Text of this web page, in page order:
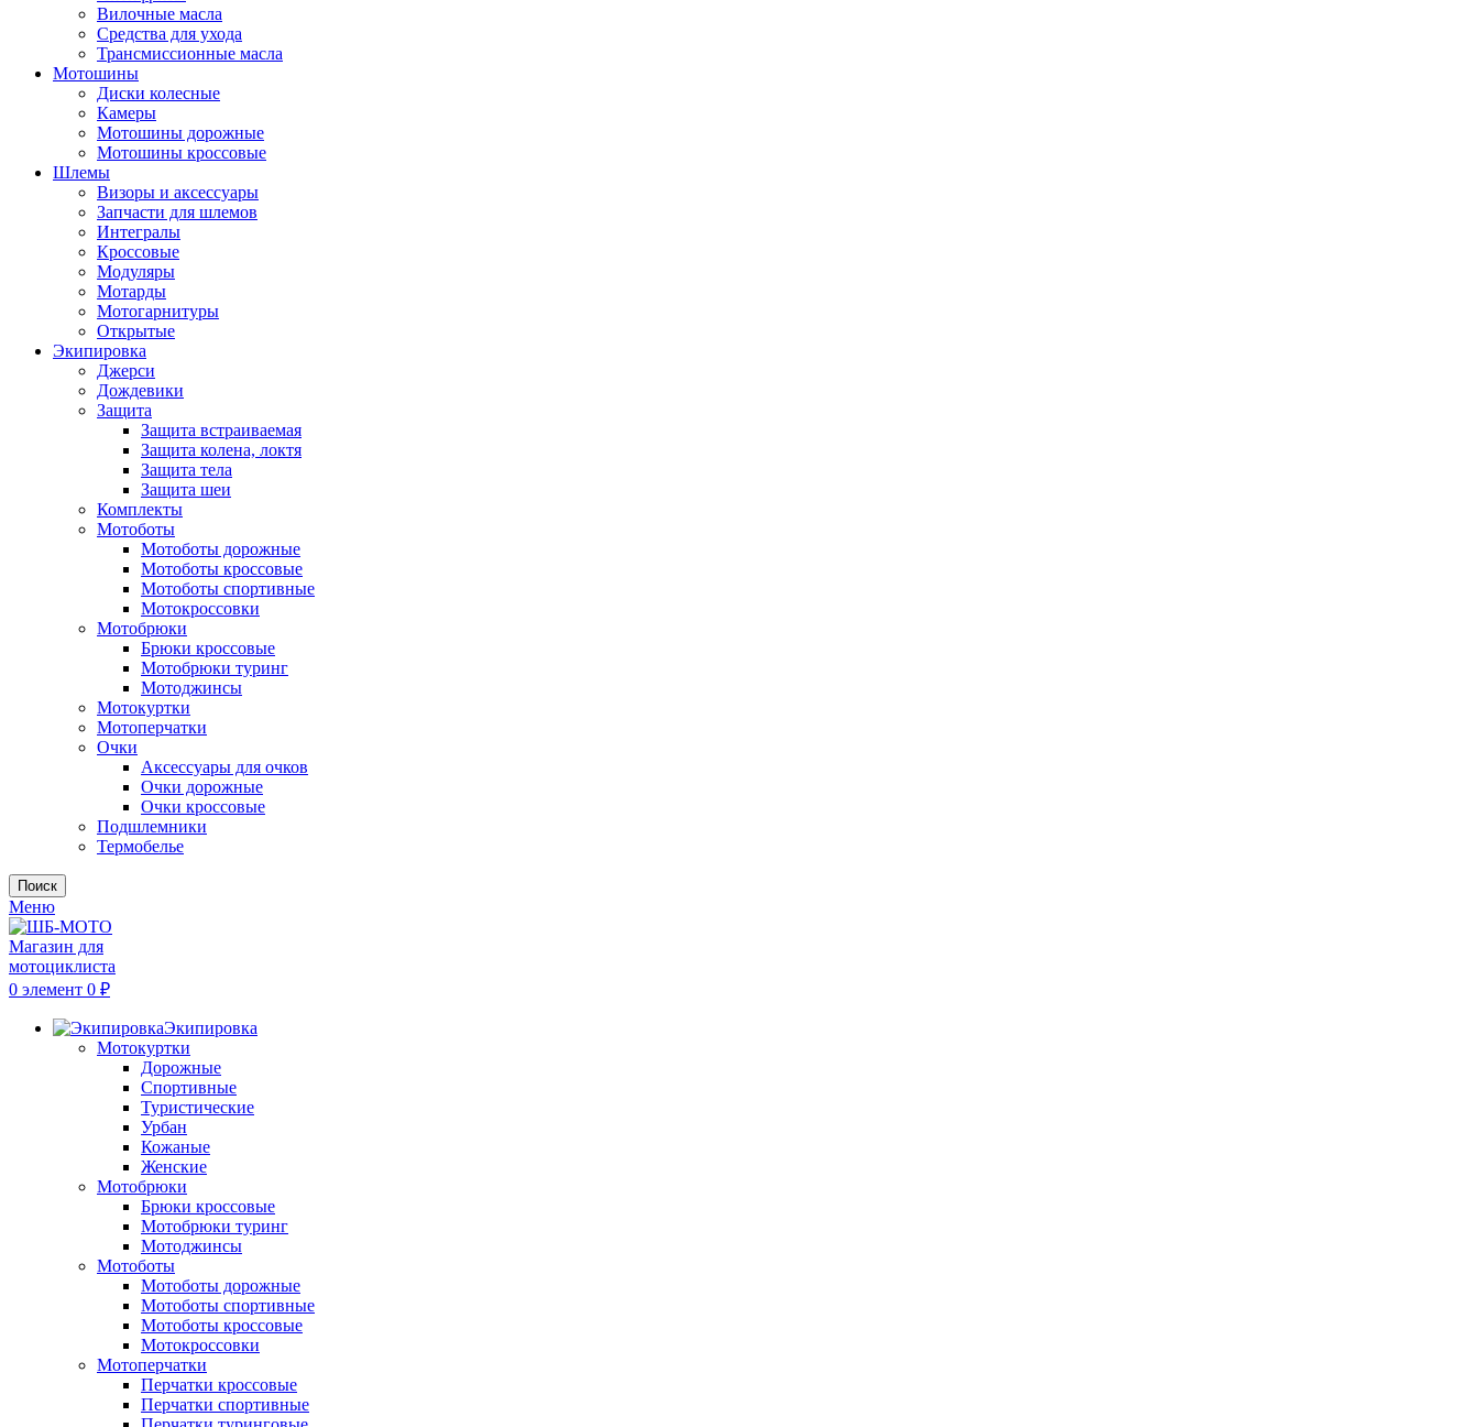
Вилочные масла
Средства для ухода
Трансмиссионные масла
Мотошины
Диски колесные
Камеры
Мотошины дорожные
Мотошины кроссовые
Шлемы
Визоры и аксессуары
Запчасти для шлемов
Интегралы
Кроссовые
Модуляры
Мотарды
Мотогарнитуры
Открытые
Экипировка
Джерси
Дождевики
Защита
Защита встраиваемая
Защита колена, локтя
Защита тела
Защита шеи
Комплекты
Мотоботы
Мотоботы дорожные
Мотоботы кроссовые
Мотоботы спортивные
Мотокроссовки
Мотобрюки
Брюки кроссовые
Мотобрюки туринг
Мотоджинсы
Мотокуртки
Мотоперчатки
Очки
Аксессуары для очков
Очки дорожные
Очки кроссовые
Подшлемники
Термобелье
Поиск
Меню
0 элемент 0 ₽
Экипировка
Мотокуртки
Дорожные
Спортивные
Туристические
Урбан
Кожаные
Женские
Мотобрюки
Брюки кроссовые
Мотобрюки туринг
Мотоджинсы
Мотоботы
Мотоботы дорожные
Мотоботы спортивные
Мотоботы кроссовые
Мотокроссовки
Мотоперчатки
Перчатки кроссовые
Перчатки спортивные